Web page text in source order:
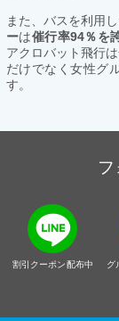
また、バスを利用
ーは催行率94％を
アクロバット飛行
だけでなく女性グ
す。
割引クーポン配布中
グ